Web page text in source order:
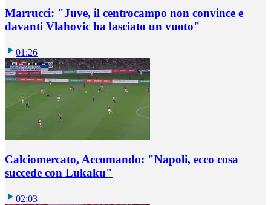
Marrucci: "Juve, il centrocampo non convince e
davanti Vlahovic ha lasciato un vuoto"
01:26
Calciomercato, Accomando: "Napoli, ecco cosa
succede con Lukaku"
02:03